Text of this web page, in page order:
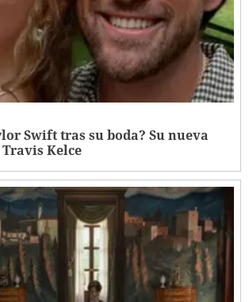
Swift tras su boda? Su nueva
Kelce